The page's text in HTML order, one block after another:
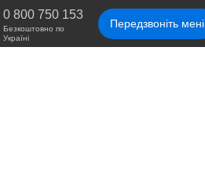
0 800 750 153
Безкоштовно по
Україні
Передзвоніть мені